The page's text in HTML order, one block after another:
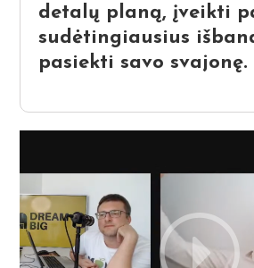
detalų planą, įveikti
sudėtingiausius
pasiekti savo svajonę.